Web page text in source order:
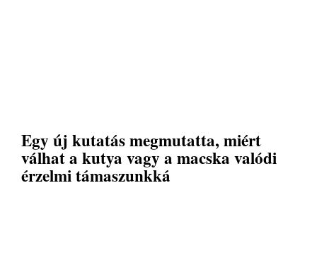
Egy új kutatás megmutatta, miért
válhat a kutya vagy a macska valódi
érzelmi támaszunkká